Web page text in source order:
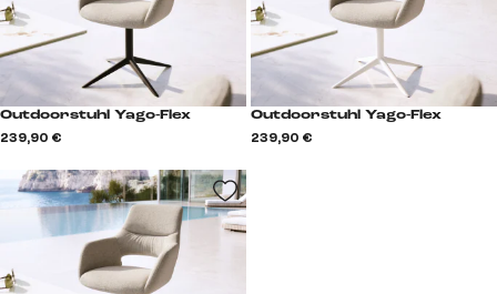
Outdoorstuhl Yago-Flex
239,90 €
Outdoorstuhl Yago-Flex
239,90 €